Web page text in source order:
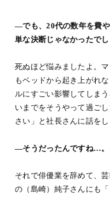
―でも、20代の数年を費
単な決断じゃなかったでし
死ぬほど悩みましたよ。
もベッドから起き上がれ
ルにすごい影響してしま
いまでをそうやって過ご
さい」と社長さんに話をし
―そうだったんですね…。
それで俳優業を辞めて、
の（島崎）純子さんにも